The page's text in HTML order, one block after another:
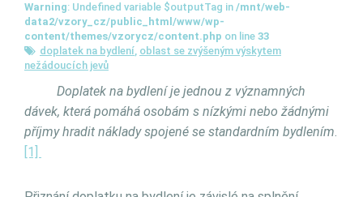
Warning: Undefined variable $outputTag in /mnt/web-
data2/vzory_cz/public_html/www/wp-
content/themes/vzorycz/content.php on line 33
doplatek na bydlení, oblast se zvýšeným výskytem
nežádoucích jevů
Doplatek na bydlení je jednou z významných
dávek, která pomáhá osobám s nízkými nebo žádnými
příjmy hradit náklady spojené se standardním bydlením.
[1]